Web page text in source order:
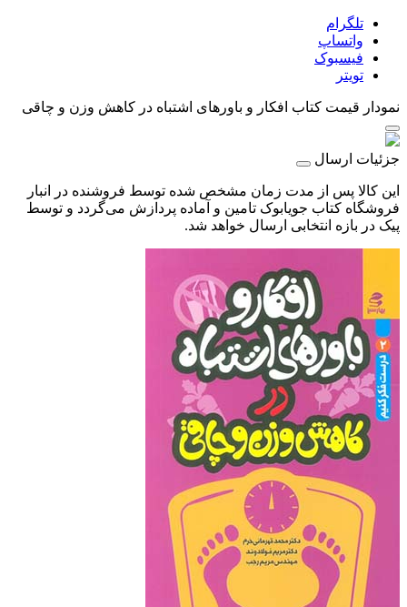
تلگرام
واتساپ
فیسبوک
تویتر
نمودار قیمت کتاب افکار و باورهای اشتباه در کاهش وزن و چاقی
جزئیات ارسال
این کالا پس از مدت زمان مشخص شده توسط فروشنده در انبار
فروشگاه کتاب جویابوک تامین و آماده پردازش می‌گردد و توسط
پیک در بازه انتخابی ارسال خواهد شد.